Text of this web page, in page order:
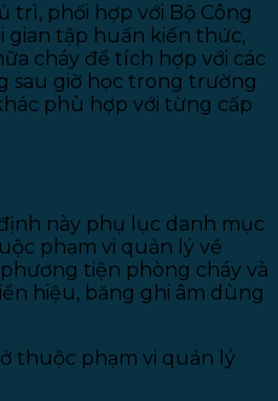
trì, phối hợp với Bộ Công
gian tập huấn kiến thức,
cháy để tích hợp với các
sau giờ học trong trường
phù hợp với từng cấp
này phụ lục danh mục
phạm vi quản lý về
tiện phòng cháy và
hiệu, băng ghi âm dùng
thuộc phạm vi quản lý